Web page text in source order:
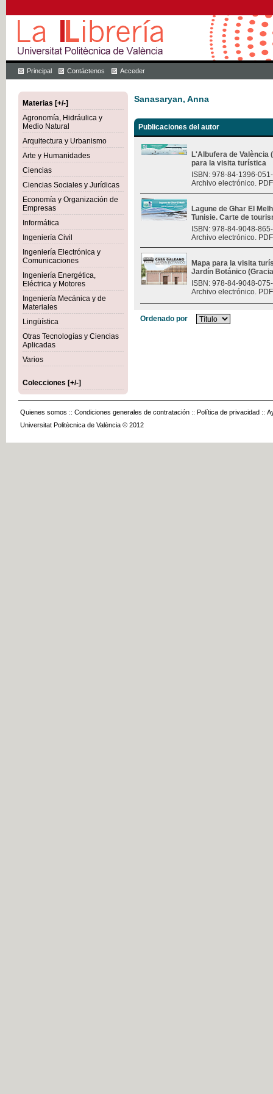
Principal Contáctenos Acceder
Materias [+/-]
Agronomía, Hidráulica y
Medio Natural
Arquitectura y Urbanismo
Arte y Humanidades
Ciencias
Ciencias Sociales y Jurídicas
Economía y Organización de
Empresas
Informática
Ingeniería Civil
Ingeniería Electrónica y
Comunicaciones
Ingeniería Energética,
Eléctrica y Motores
Ingeniería Mecánica y de
Materiales
Lingüística
Otras Tecnologías y Ciencias
Aplicadas
Varios
Colecciones [+/-]
Sanasaryan, Anna
Publicaciones del autor
L'Albufera de València
para la visita turística
ISBN: 978-84-1396-
Archivo electrónico.
Lagune de Ghar El
Tunisie. Carte de
ISBN: 978-84-9048-
Archivo electrónico.
Mapa para la visita
Jardín Botánico
ISBN: 978-84-9048-
Archivo electrónico.
Ordenado por
Quienes somos :: Condiciones generales de contratación :: Política de privacidad ::
Universitat Politècnica de València © 2012